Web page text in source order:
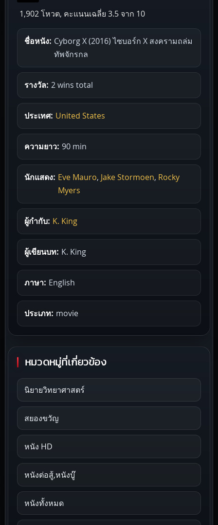
1,902 โหวต, คะแนนเฉลี่ย 3.5 จาก 10
ชื่อหนัง: Cyborg X (2016) ไซบอร์ก X สงครามถล่ม
ทัพจักรกล
รางวัล: 2 wins total
ประเทศ: United States
ความยาว: 90 min
นักแสดง: Eve Mauro, Jake Stormoen, Rocky
Myers
ผู้กำกับ: K. King
ผู้เขียนบท: K. King
ภาษา: English
ประเภท: movie
หมวดหมู่ที่เกี่ยวข้อง
นิยายวิทยาศาสตร์
สยองขวัญ
หนัง HD
หนังต่อสู้,หนังบู๊
หนังทั้งหมด